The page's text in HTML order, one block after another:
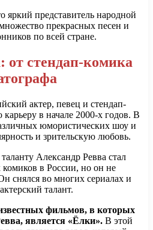
представитель народной
прекрасных песен и
по всей стране.
от стендап-комика
актер, певец и стендап-
в начале 2000-х годов. В
юмористических шоу и
и зрительскую любовь.
Александр Ревва стал
в России, но он не
снялся во многих сериалах и
талант.
фильмов, в которых
является «Ёлки». В этой